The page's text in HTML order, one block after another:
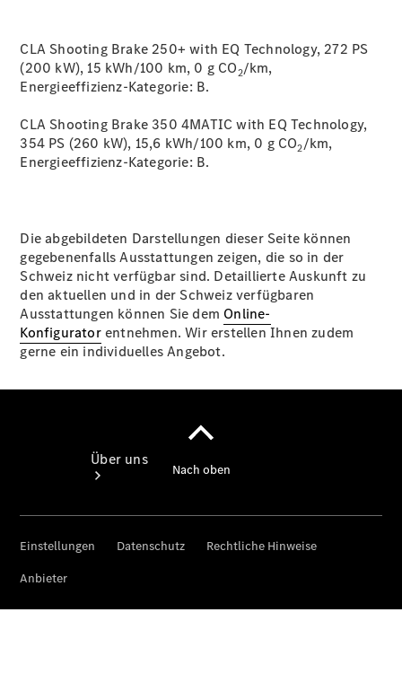
Digitale
Broschüre
Fahrzeugzubehör
Servicetermin
buchen
Über uns
CLA Shooting Brake 250+ with EQ Technology, 272 PS
(200 kW), 15 kWh/100 km, 0 g CO2/km,
Energieeffizienz-Kategorie: B.
CLA Shooting Brake 350 4MATIC with EQ Technology,
354 PS (260 kW), 15,6 kWh/100 km, 0 g CO2/km,
Energieeffizienz-Kategorie: B.
Die abgebildeten Darstellungen dieser Seite können
gegebenenfalls Ausstattungen zeigen, die so in der
Schweiz nicht verfügbar sind. Detaillierte Auskunft zu
den aktuellen und in der Schweiz verfügbaren
Ausstattungen können Sie dem Online-
Konfiguratorentnehmen. Wir erstellen Ihnen zudem
gerne ein individuelles Angebot.